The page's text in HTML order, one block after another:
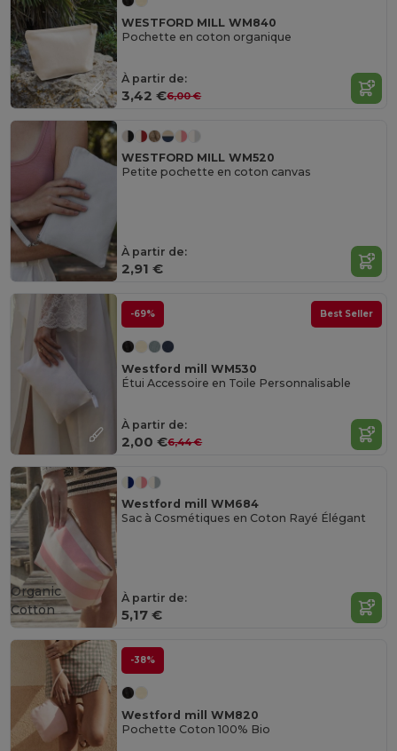
WESTFORD MILL WM840
Pochette en coton organique
À partir de:
3,42 €6,00 €
WESTFORD MILL WM520
Petite pochette en coton canvas
À partir de:
2,91 €
-69% Best Seller
Westford mill WM530
Étui Accessoire en Toile Personnalisable
À partir de:
2,00 €6,44 €
Westford mill WM684
Sac à Cosmétiques en Coton Rayé Élégant
À partir de:
5,17 €
Organic
Cotton
-38%
Westford mill WM820
Pochette Coton 100% Bio